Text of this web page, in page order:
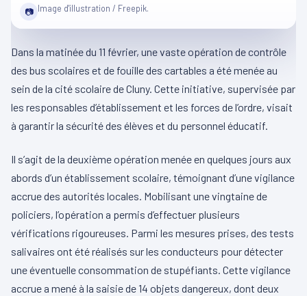
📷 Image d'illustration / Freepik.
Dans la matinée du 11 février, une vaste opération de contrôle
des bus scolaires et de fouille des cartables a été menée au
sein de la cité scolaire de Cluny. Cette initiative, supervisée par
les responsables d’établissement et les forces de l’ordre, visait
à garantir la sécurité des élèves et du personnel éducatif.
Il s’agit de la deuxième opération menée en quelques jours aux
abords d’un établissement scolaire, témoignant d’une vigilance
accrue des autorités locales. Mobilisant une vingtaine de
policiers, l’opération a permis d’effectuer plusieurs
vérifications rigoureuses. Parmi les mesures prises, des tests
salivaires ont été réalisés sur les conducteurs pour détecter
une éventuelle consommation de stupéfiants. Cette vigilance
accrue a mené à la saisie de 14 objets dangereux, dont deux